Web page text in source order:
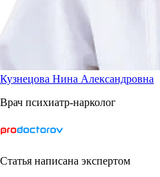
Кузнецова Нина Александровна
Врач психиатр-нарколог
Статья написана экспертом